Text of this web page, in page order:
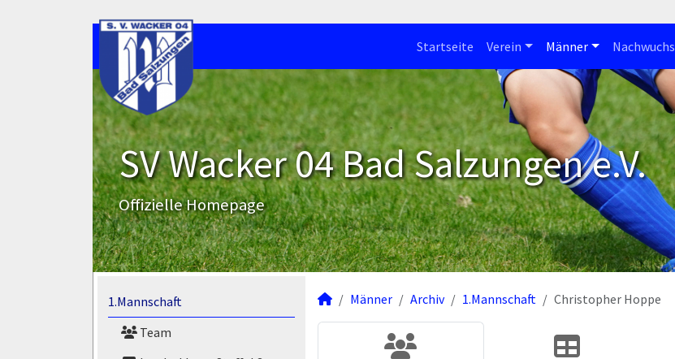
Startseite Verein Männer Nachwuchs
SV Wacker 04 Bad Salzungen e.V.
Offizielle Homepage
1.Mannschaft
Team
Männer Archiv 1.Mannschaft Christopher Hoppe